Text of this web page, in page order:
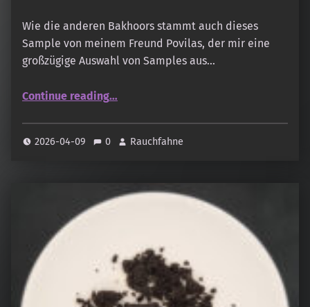
Wie die anderen Bakhoors stammt auch dieses
Sample von meinem Freund Povilas, der mir eine
großzügige Auswahl von Samples aus…
Continue reading…
2026-04-09 0 Rauchfahne